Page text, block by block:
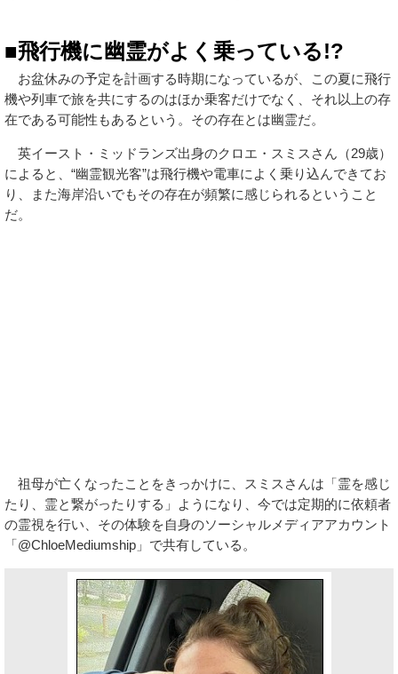
■飛行機に幽霊がよく乗っている!?
お盆休みの予定を計画する時期になっているが、この夏に飛行
機や列車で旅を共にするのはほか乗客だけでなく、それ以上の存
在である可能性もあるという。その存在とは幽霊だ。
英イースト・ミッドランズ出身のクロエ・スミスさん（29歳）
によると、“幽霊観光客”は飛行機や電車によく乗り込んできてお
り、また海岸沿いでもその存在が頻繁に感じられるということ
だ。
祖母が亡くなったことをきっかけに、スミスさんは「霊を感じ
たり、霊と繋がったりする」ようになり、今では定期的に依頼者
の霊視を行い、その体験を自身のソーシャルメディアアカウント
「@ChloeMediumship」で共有している。